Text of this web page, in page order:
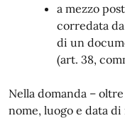
a mezzo
corredata
di un
(art. 38,
Nella domanda –
nome, luogo e data